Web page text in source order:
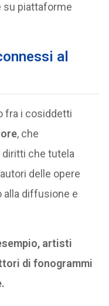
su piattaforme
al
fra i cosiddetti
, che
diritti che tutela
delle opere
alla diffusione e
artisti
di fonogrammi